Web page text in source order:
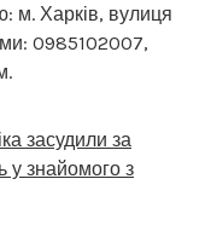
м. Харків, вулиця
0985102007,
засудили за
у знайомого з